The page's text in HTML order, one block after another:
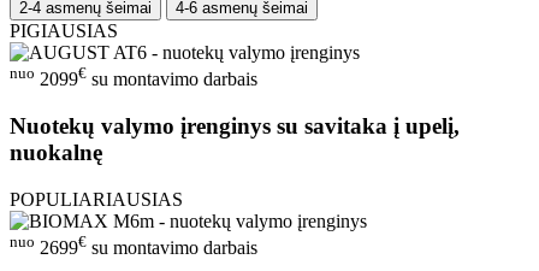
2-4 asmenų šeimai 4-6 asmenų šeimai
PIGIAUSIAS
nuo 2099€ su montavimo darbais
Nuotekų valymo įrenginys su savitaka į upelį,
nuokalnę
POPULIARIAUSIAS
nuo 2699€ su montavimo darbais